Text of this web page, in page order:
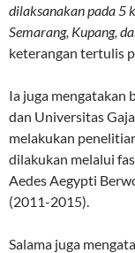
dilaksanakan pada 5
Semarang, Kupang,
keterangan tertulis
Ia juga
dan Universitas
melakukan
dilakukan melalui
Aedes Aegypti
(2011-2015).
Salama juga